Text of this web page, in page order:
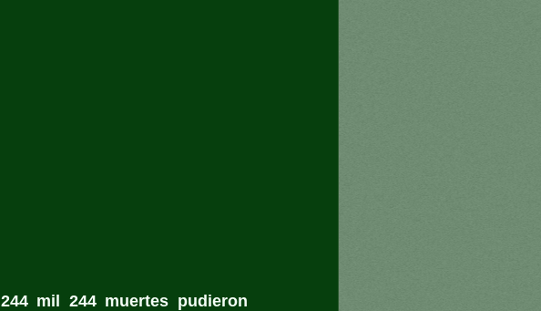
244 mil 244 muertes pudieron